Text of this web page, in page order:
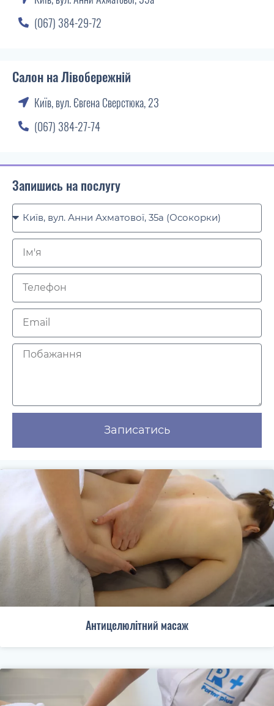
(067) 384-29-72
Салон на Лівобережній
Київ, вул. Євгена Сверстюка, 23
(067) 384-27-74
Запишись на послугу
Записатись
Антицелюлітний масаж